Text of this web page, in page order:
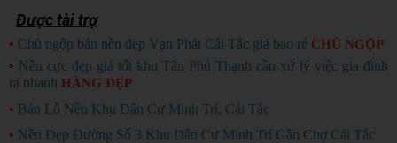
Được tài trợ
• Chủ ngộp bán nền đẹp Vạn Phát Cái Tắc giá bao rẻ CHỦ NGỘP
• Nền cực đẹp giá tốt khu Tân Phú Thạnh cần xử lý việc gia đình
ra nhanh HÀNG ĐẸP
• Bán Lỗ Nền Khu Dân Cư Minh Trí, Cái Tắc
• Nền Đẹp Đường Số 3 Khu Dân Cư Minh Trí Gần Chợ Cái Tắc